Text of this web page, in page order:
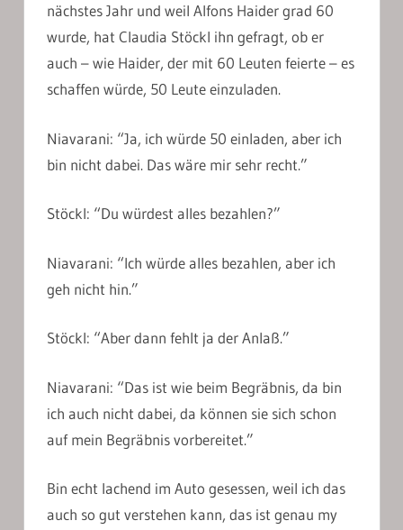
nächstes Jahr und weil Alfons Haider grad 60
wurde, hat Claudia Stöckl ihn gefragt, ob er
auch – wie Haider, der mit 60 Leuten feierte – es
schaffen würde, 50 Leute einzuladen.
Niavarani: “Ja, ich würde 50 einladen, aber ich
bin nicht dabei. Das wäre mir sehr recht.”
Stöckl: “Du würdest alles bezahlen?”
Niavarani: “Ich würde alles bezahlen, aber ich
geh nicht hin.”
Stöckl: “Aber dann fehlt ja der Anlaß.”
Niavarani: “Das ist wie beim Begräbnis, da bin
ich auch nicht dabei, da können sie sich schon
auf mein Begräbnis vorbereitet.”
Bin echt lachend im Auto gesessen, weil ich das
auch so gut verstehen kann, das ist genau my